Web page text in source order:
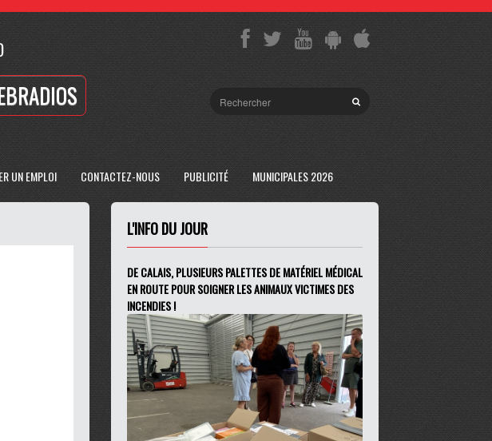
UN EMPLOI CONTACTEZ-NOUS PUBLICITÉ MUNICIPALES 2026
L'INFO DU JOUR
DE CALAIS, PLUSIEURS PALETTES DE MATÉRIEL MÉDICAL
EN ROUTE POUR SOIGNER LES ANIMAUX VICTIMES DES
INCENDIES !